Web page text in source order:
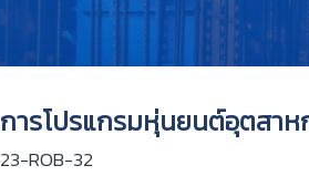
การโปรแกรมหุ่นยนต์อุตสาห
23-ROB-32